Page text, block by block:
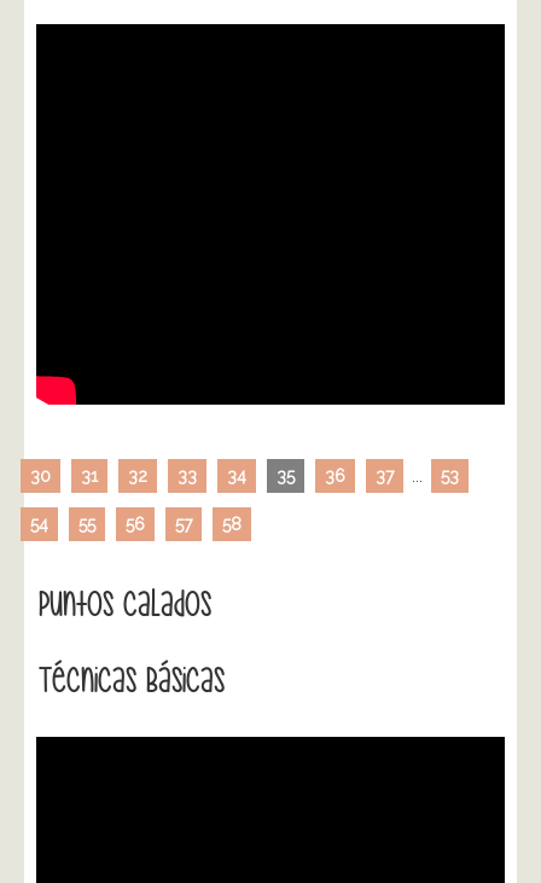
30 31 32 33 34 35 36 37 53
54 55 56 57 58
Puntos Calados
Técnicas Básicas